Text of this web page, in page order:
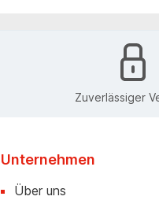
Zuverlässiger
Unternehmen
Über uns